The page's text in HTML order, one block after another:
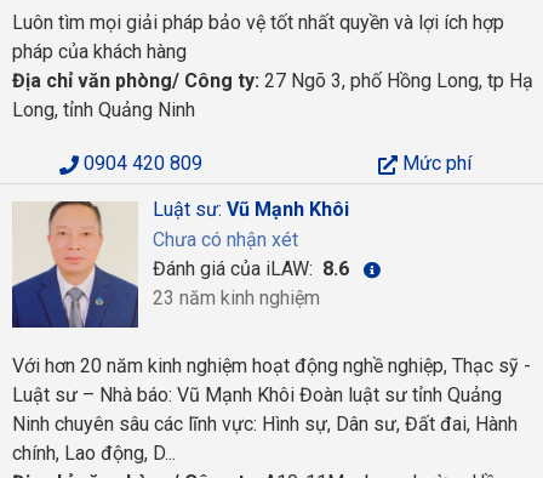
Luôn tìm mọi giải pháp bảo vệ tốt nhất quyền và lợi ích hợp
pháp của khách hàng
Địa chỉ văn phòng/ Công ty: 27 Ngõ 3, phố Hồng Long, tp Hạ
Long, tỉnh Quảng Ninh
0904 420 809
Mức phí
Luật sư: Vũ Mạnh Khôi
Chưa có nhận xét
Đánh giá của iLAW: 8.6
23 năm kinh nghiệm
Với hơn 20 năm kinh nghiệm hoạt động nghề nghiệp, Thạc sỹ -
Luật sư – Nhà báo: Vũ Mạnh Khôi Đoàn luật sư tỉnh Quảng
Ninh chuyên sâu các lĩnh vực: Hình sự, Dân sư, Đất đai, Hành
chính, Lao động, D...